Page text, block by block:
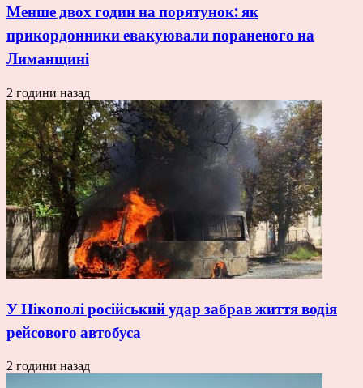
Менше двох годин на порятунок: як
прикордонники евакуювали пораненого на
Лиманщині
2 години назад
У Нікополі російський удар забрав життя водія
рейсового автобуса
2 години назад